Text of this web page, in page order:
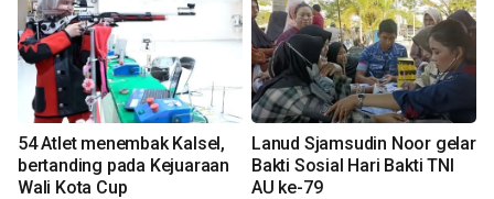
54 Atlet menembak Kalsel,
bertanding pada Kejuaraan
Wali Kota Cup
Lanud Sjamsudin Noor gelar
Bakti Sosial Hari Bakti TNI
AU ke-79